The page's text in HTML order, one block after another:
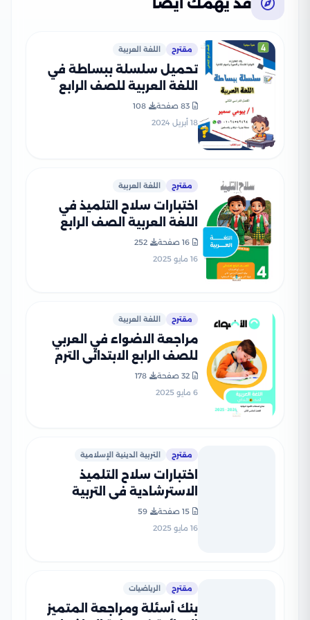
قد يهمك أيضًا
مقترح اللغة العربية
تحميل سلسلة ببساطة في
اللغة العربية للصف الرابع
الابتدائي الترم الثاني من إعداد
أستاذ بيومي سمير
83 صفحة
108
18 أبريل 2024
مقترح اللغة العربية
اختبارات سلاح التلميذ في
اللغة العربية الصف الرابع
بالاجابات
16 صفحة
252
16 مايو 2025
مقترح اللغة العربية
مراجعة الاضواء في العربي
للصف الرابع الابتدائي الترم
الثاني PDF بالاجابات
32 صفحة
178
6 مايو 2025
مقترح التربية الدينية الإسلامية
اختبارات سلاح التلميذ
الاسترشادية في التربية
الدينية لرابعة ابتدائي الترم
الثاني PDF بالاجابات
15 صفحة
59
16 مايو 2025
مقترح الرياضيات
بنك أسئلة ومراجعة المتميز